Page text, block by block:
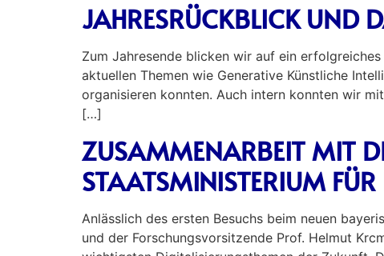
JAHRESRÜCKBLICK UND
Zum Jahresende blicken wir auf ein
aktuellen Themen wie Generative Künstliche
organisieren konnten. Auch intern konnten wir
[…]
ZUSAMMENARBEIT MIT
STAATSMINISTERIUM FÜR
Anlässlich des ersten Besuchs beim neuen
und der Forschungsvorsitzende Prof. Helmut